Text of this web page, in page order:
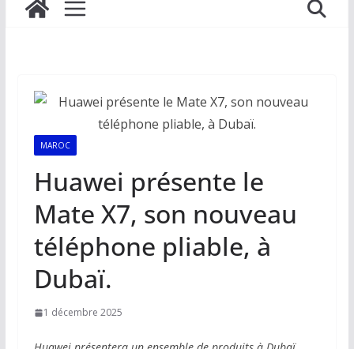
MAROC
Huawei présente le
Mate X7, son nouveau
téléphone pliable, à
Dubaï.
1 décembre 2025